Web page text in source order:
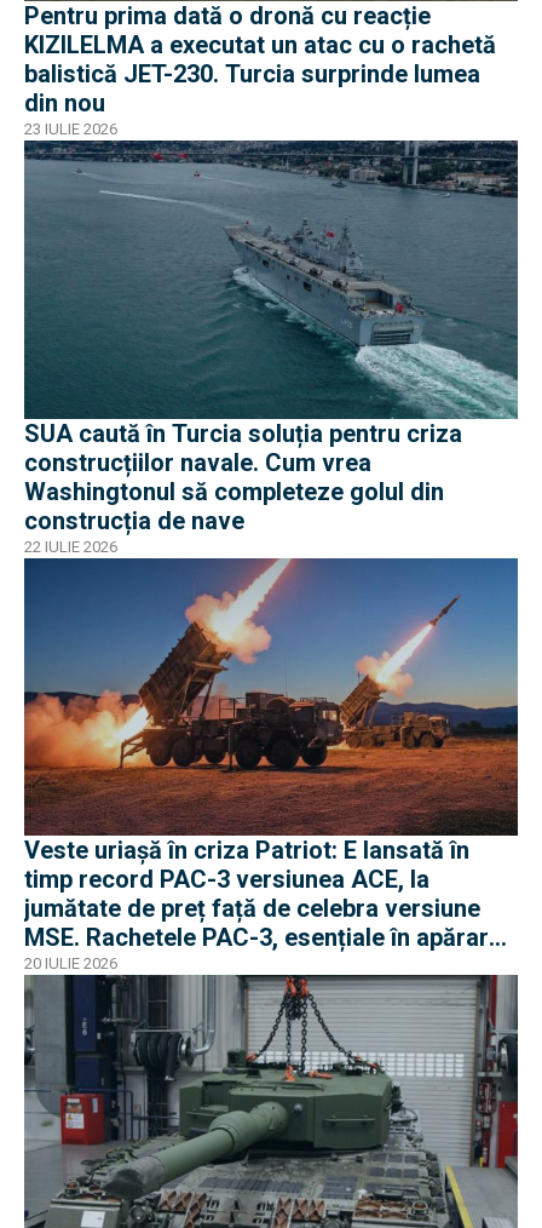
Pentru prima dată o dronă cu reacție
KIZILELMA a executat un atac cu o rachetă
balistică JET-230. Turcia surprinde lumea
din nou
23 IULIE 2026
SUA caută în Turcia soluția pentru criza
construcțiilor navale. Cum vrea
Washingtonul să completeze golul din
construcția de nave
22 IULIE 2026
Veste uriașă în criza Patriot: E lansată în
timp record PAC-3 versiunea ACE, la
jumătate de preț față de celebra versiune
MSE. Rachetele PAC-3, esențiale în apărarea
antibalistică
20 IULIE 2026